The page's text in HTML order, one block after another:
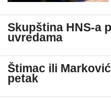
Skupština HNS-a
uvredama
Štimac ili
petak